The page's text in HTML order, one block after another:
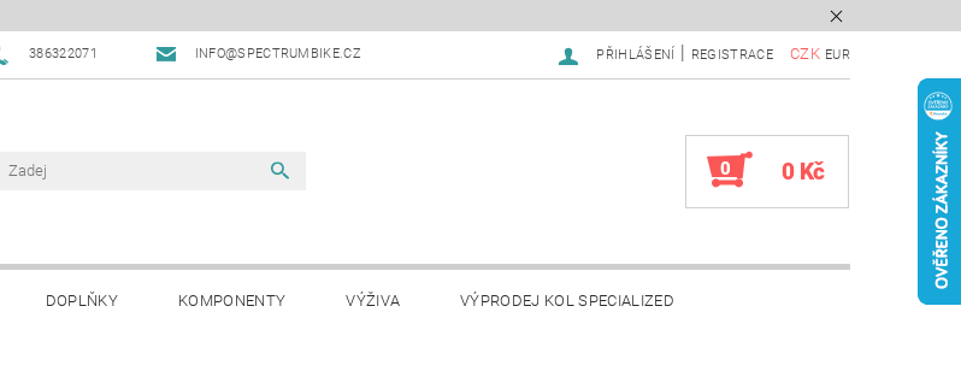
386322071 INFO@SPECTRUMBIKE.CZ CZK EUR
PŘIHLÁŠENÍ REGISTRACE
0 0 Kč
DOPLŇKY KOMPONENTY VÝŽIVA VÝPRODEJ KOL SPECIALIZED